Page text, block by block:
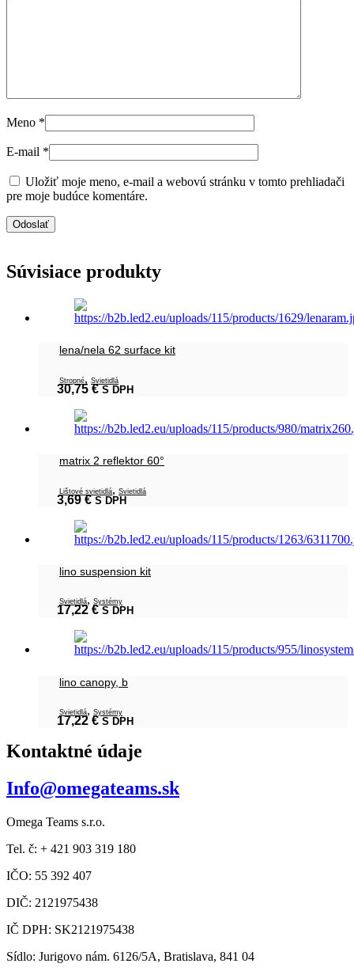
Meno *
E-mail *
Uložiť moje meno, e-mail a webovú stránku v tomto prehliadači
pre moje budúce komentáre.
Súvisiace produkty
lena/nela 62 surface kit
Stropné, Svietidlá
30,75€ S DPH
matrix 2 reflektor 60°
Lištové svietidlá, Svietidlá
3,69€ S DPH
lino suspension kit
Svietidlá, Systémy
17,22 € S DPH
lino canopy, b
Svietidlá, Systémy
17,22 € S DPH
Kontaktné údaje
Info@omegateams.sk
Omega Teams s.r.o.
Tel. č: + 421 903 319 180
IČO: 55 392 407
DIČ: 2121975438
IČ DPH: SK2121975438
Sídlo: Jurigovo nám. 6126/5A, Bratislava, 841 04